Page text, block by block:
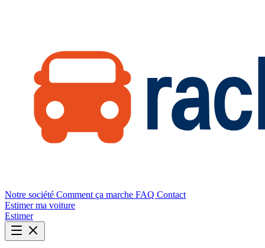
Notre société Comment ça marche FAQ Contact
Estimer ma voiture
Estimer